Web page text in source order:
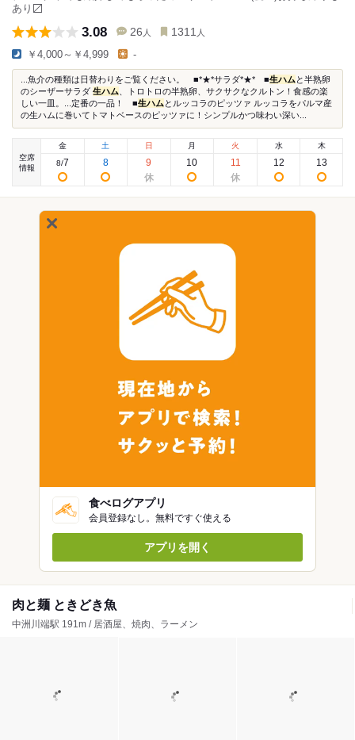
あり〼
3.08 26 人 1311 人
￥4,000～￥4,999 -
...魚介の種類は日替わりをご覧ください。 ■*★*サラダ*★* ■生ハム と半熟卵
のシーザーサラダ 生ハム 、トロトロの半熟卵、サクサクなクルトン！食感の楽
しい一皿。...定番の一品！ ■生ハム とルッコラのピッツァ ルッコラをパルマ産
の生ハムに巻いてトマトベースのピッツァに！シンプルかつ味わい深い...
空席
情報
金
8/7
土
8
日
9
月
10
火
11
水
12
木
13
食べログアプリ
会員登録なし。無料ですぐ使える
アプリを開く
肉と麺 ときどき魚
中洲川端駅 191m / 居酒屋、焼肉、ラーメン